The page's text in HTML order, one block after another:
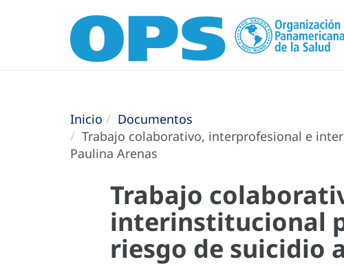
Inicio
Documentos
Trabajo colaborativo, interprofesional e
Paulina Arenas
Trabajo
interinstitucional
riesgo de suicidio